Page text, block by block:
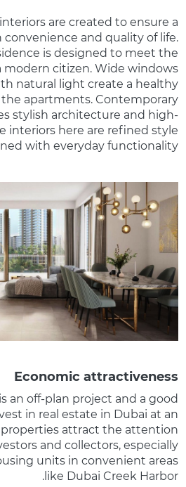
are created to ensure a
convenience and quality of life.
is designed to meet the
modern citizen. Wide windows
natural light create a healthy
apartments. Contemporary
stylish architecture and high-
interiors here are refined style
with everyday functionality.
Economic attractiveness
an off-plan project and a good
in real estate in Dubai at an
properties attract the attention
and collectors, especially
units in convenient areas
like Dubai Creek Harbor.